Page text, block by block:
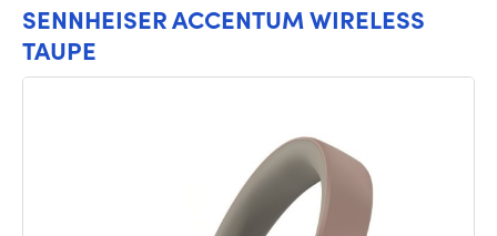
SENNHEISER ACCENTUM WIRELESS
TAUPE